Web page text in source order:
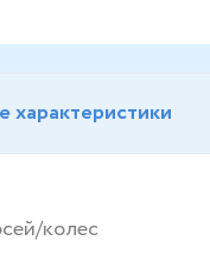
характеристики
колес